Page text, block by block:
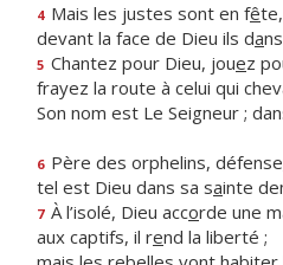
4 Mais les justes sont en fê
devant la face de Dieu ils da
5 Chantez pour Dieu, jouez
frayez la route à celui qui
Son nom est Le Seigneur ;
6 Père des orphelins, défense
tel est Dieu dans sa sainte
7 À l’isolé, Dieu accorde une
aux captifs, il rend la liberté ;